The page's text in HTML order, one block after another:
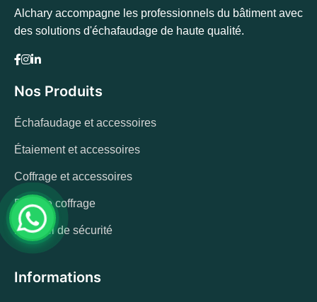
Alchary accompagne les professionnels du bâtiment avec
des solutions d'échafaudage de haute qualité.
Nos Produits
Échafaudage et accessoires
Étaiement et accessoires
Coffrage et accessoires
Bois de coffrage
Matériel de sécurité
Informations